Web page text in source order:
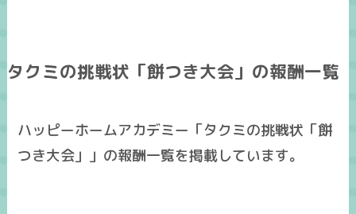
タクミの挑戦状「餅つき大会」の報酬一覧
ハッピーホームアカデミー「タクミの挑戦状「餅
つき大会」」の報酬一覧を掲載しています。